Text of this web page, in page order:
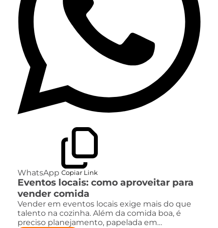
WhatsApp Copiar Link
Eventos locais: como aproveitar para
vender comida
Vender em eventos locais exige mais do que
talento na cozinha. Além da comida boa, é
preciso planejamento, papelada em…